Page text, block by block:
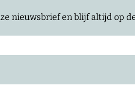
nieuwsbrief en blijf altijd op